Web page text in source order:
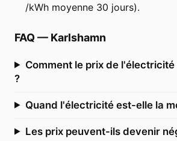
/kWh moyenne 30 jours).
FAQ — Karlshamn
Comment le prix de
?
Quand l'électricité est-elle la
Les prix peuvent-ils devenir